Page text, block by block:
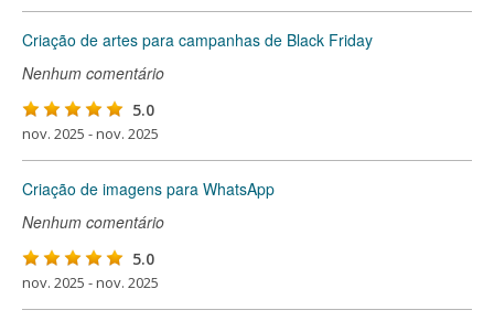
Criação de artes para campanhas de Black Friday
Nenhum comentário
5.0
nov. 2025 - nov. 2025
Criação de imagens para WhatsApp
Nenhum comentário
5.0
nov. 2025 - nov. 2025